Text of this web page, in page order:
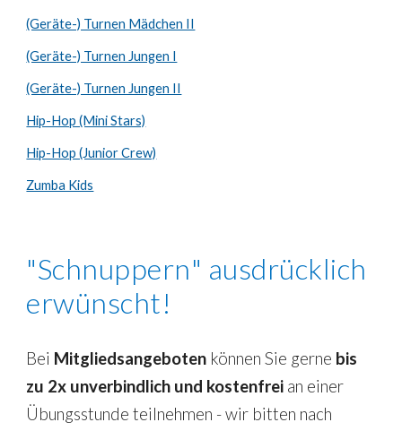
(Geräte-) Turnen Mädchen II
(Geräte-) Turnen Jungen I
(Geräte-) Turnen Jungen II
Hip-Hop (Mini Stars)
Hip-Hop (Junior Crew)
Zumba Kids
"Schnuppern" ausdrücklich
erwünscht!
Bei Mitgliedsangeboten können Sie gerne bis
zu 2x unverbindlich und kostenfrei an einer
Übungsstunde teilnehmen - wir bitten nach